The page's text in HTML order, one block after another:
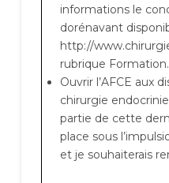
informations le
dorénavant
http://
rubrique Formation.
Ouvrir l’AFCE aux
chirurgie
partie de cette
place sous
et je souhaiterais